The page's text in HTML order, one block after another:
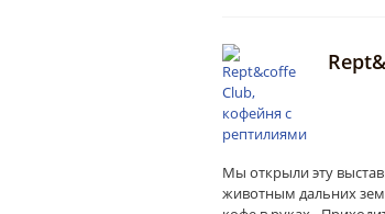
Мы открыли эту
животным дальних